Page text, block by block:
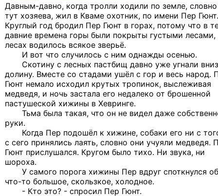
Давным-давно, когда тролли ходили по земле,
тут хозяева, жил в Кваме охотник, по имени Пер Гюнт.
Круглый год бродил Пер Гюнт в горах, потому что в
давние времена горы были покрыты густыми лесами,
лесах водилось всякое зверьё.
И вот что случилось с ним однажды осенью.
Скотину с лесных пастбищ давно уже угнали
долину. Вместе со стадами ушёл с гор и весь народ.
Гюнт немало исходил крутых тропинок, выслеживая
медведя, и ночь застала его недалеко от брошенной
пастушеской хижины в Хевринге.
Тьма была такая, что он не видел даже
руки.
Когда Пер подошёл к хижине, собаки его ни с
с сего принялись лаять, словно они учуяли медведя.
Гюнт прислушался. Кругом было тихо. Ни звука, ни
шороха.
У самого порога хижины Пер вдруг споткнулся
что-то большое, скользкое, холодное.
- Кто это? - спросил Пер Гюнт.